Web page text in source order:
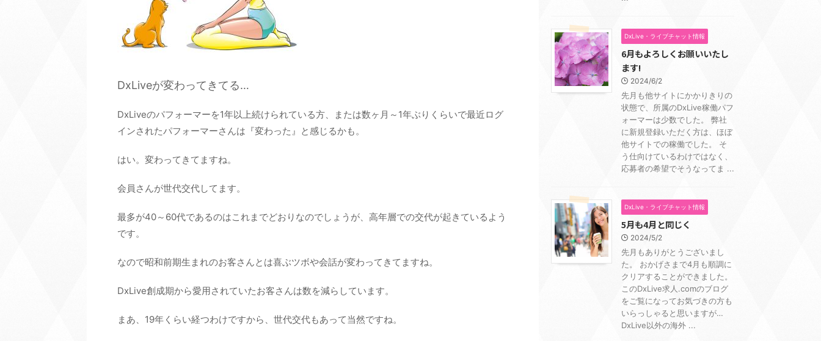
DxLiveが変わってきてる…
DxLiveのパフォーマーを1年以上続けられている方、または数ヶ月～1年ぶりくらいで最近ログ
インされたパフォーマーさんは『変わった』と感じるかも。
はい。変わってきてますね。
会員さんが世代交代してます。
最多が40～60代であるのはこれまでどおりなのでしょうが、高年層での交代が起きているよう
です。
なので昭和前期生まれのお客さんとは喜ぶツボや会話が変わってきてますね。
DxLive創成期から愛用されていたお客さんは数を減らしています。
まあ、19年くらい経つわけですから、世代交代もあって当然ですね。
DxLive・ライブチャット情報
6月もよろしくお願いいたし
ます!
2024/6/2
先月も他サイトにかかりきりの
状態で、所属のDxLive稼働パフ
ォーマーは少数でした。 弊社
に新規登録いただく方は、ほぼ
他サイトでの稼働でした。 そ
う仕向けているわけではなく、
応募者の希望でそうなってま ...
DxLive・ライブチャット情報
5月も4月と同じく
2024/5/2
先月もありがとうございまし
た。 おかげさまで4月も順調に
クリアすることができました。
このDxLive求人.comのブログ
をご覧になってお気づきの方も
いらっしゃると思いますが…
DxLive以外の海外 ...